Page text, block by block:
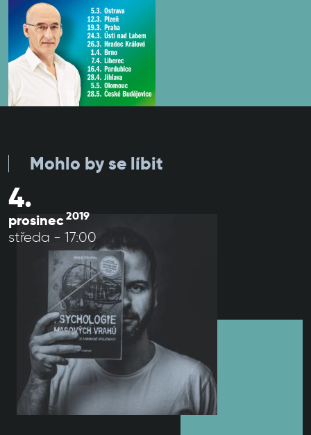
Mohlo by se líbit
4.
prosinec2019
středa - 17:00